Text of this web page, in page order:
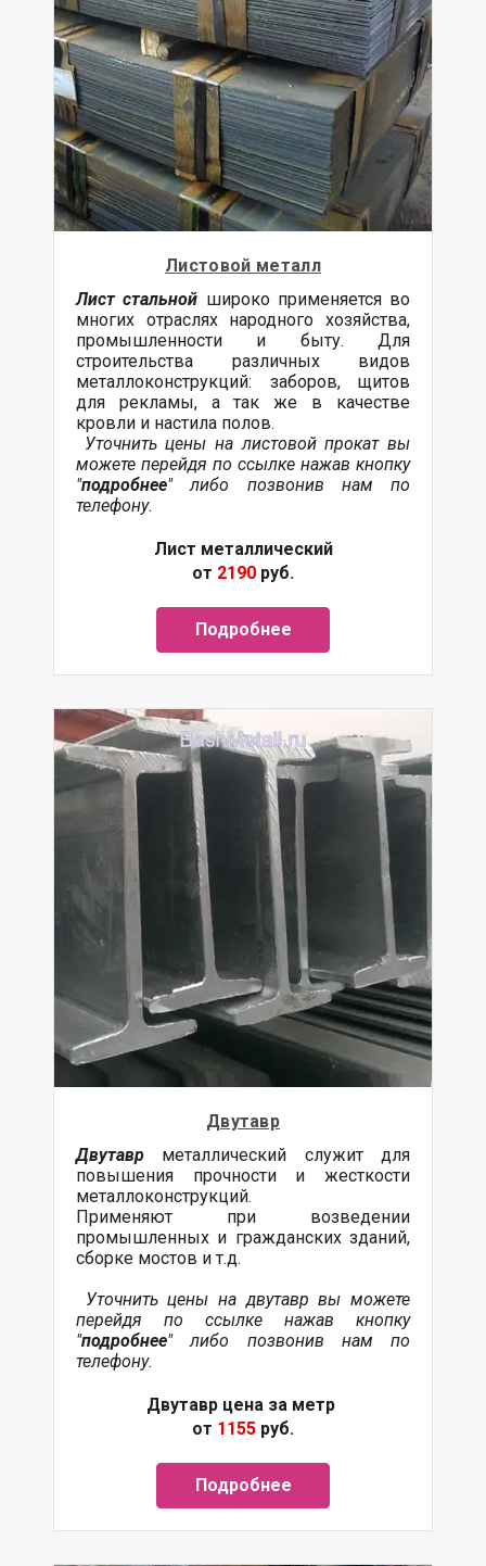
Листовой металл
Лист стальной широко применяется во
многих отраслях народного хозяйства,
промышленности и быту. Для
строительства различных видов
металлоконструкций: заборов, щитов
для рекламы, а так же в качестве
кровли и настила полов.
Уточнить цены на листовой прокат вы
можете перейдя по ссылке нажав кнопку
"подробнее" либо позвонив нам по
телефону.
Лист металлический
от 2190 руб.
Подробнее
Двутавр
Двутавр металлический служит для
повышения прочности и жесткости
металлоконструкций.
Применяют при возведении
промышленных и гражданских зданий,
сборке мостов и т.д.
Уточнить цены на двутавр вы можете
перейдя по ссылке нажав кнопку
"подробнее" либо позвонив нам по
телефону.
Двутавр цена за метр
от 1155 руб.
Подробнее